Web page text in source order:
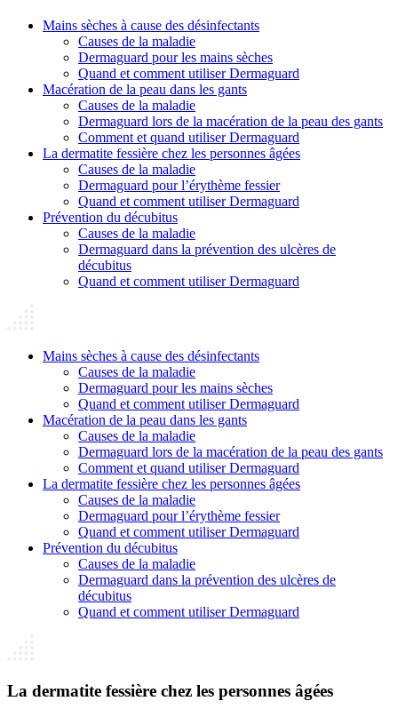
Mains sèches à cause des désinfectants
Causes de la maladie
Dermaguard pour les mains sèches
Quand et comment utiliser Dermaguard
Macération de la peau dans les gants
Causes de la maladie
Dermaguard lors de la macération de la peau des gants
Comment et quand utiliser Dermaguard
La dermatite fessière chez les personnes âgées
Causes de la maladie
Dermaguard pour l’érythème fessier
Quand et comment utiliser Dermaguard
Prévention du décubitus
Causes de la maladie
Dermaguard dans la prévention des ulcères de
décubitus
Quand et comment utiliser Dermaguard
Mains sèches à cause des désinfectants
Causes de la maladie
Dermaguard pour les mains sèches
Quand et comment utiliser Dermaguard
Macération de la peau dans les gants
Causes de la maladie
Dermaguard lors de la macération de la peau des gants
Comment et quand utiliser Dermaguard
La dermatite fessière chez les personnes âgées
Causes de la maladie
Dermaguard pour l’érythème fessier
Quand et comment utiliser Dermaguard
Prévention du décubitus
Causes de la maladie
Dermaguard dans la prévention des ulcères de
décubitus
Quand et comment utiliser Dermaguard
La dermatite fessière chez les personnes âgées